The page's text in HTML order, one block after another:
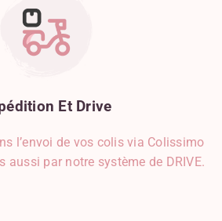
Et Drive
l’envoi de vos colis via Colissimo
aussi par notre système de DRIVE.